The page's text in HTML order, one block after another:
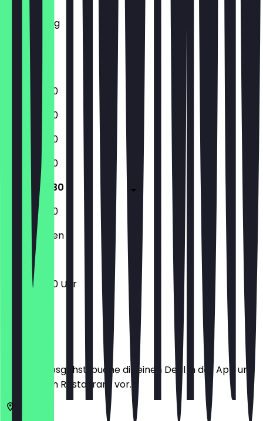
Mittwoch
Donnerstag
Freitag
Sonntag
11:00 - 20:30
11:00 - 20:30
11:00 - 20:30
11:00 - 20:30
11:00 - 20:30
11:00 - 20:30
Geschlossen
11:00 - 20:30 Uhr
Bevor du losgehst, buche dir einen Deal in der App und
zeige ihn im Restaurant vor.